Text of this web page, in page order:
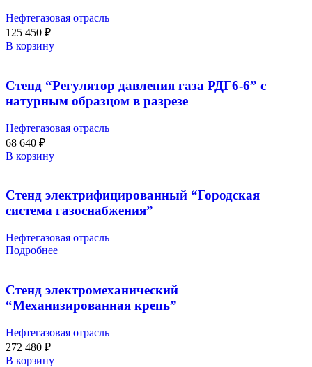
Нефтегазовая отрасль
125 450 ₽
В корзину
Стенд “Регулятор давления газа РДГ6-6” с
натурным образцом в разрезе
Нефтегазовая отрасль
68 640 ₽
В корзину
Стенд электрифицированный “Городская
система газоснабжения”
Нефтегазовая отрасль
Подробнее
Стенд электромеханический
“Механизированная крепь”
Нефтегазовая отрасль
272 480 ₽
В корзину